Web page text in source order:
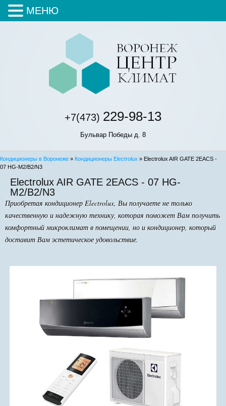
+7(473) 229-98-13
Бульвар Победы д. 8
Кондиционеры в Воронеже » Кондиционеры Electrolux » Electrolux AIR GATE 2EACS -
07 HG-M2/B2/N3
Electrolux AIR GATE 2EACS - 07 HG-
M2/B2/N3
Приобретая кондиционер Electrolux, Вы получаете не только
качественную и надежную технику, которая поможет Вам получить
комфортный микроклимат в помещении, но и кондиционер, который
доставит Вам эстетическое удовольствие.
МЕНЮ